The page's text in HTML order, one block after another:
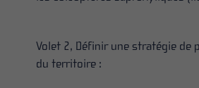
Volet 2, Définir une stratégie de
du territoire :